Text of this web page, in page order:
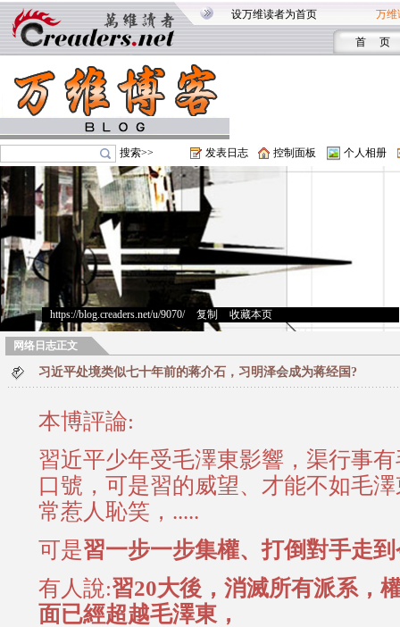
设万维读者为首页 万维
首 页
搜索>> 发表日志 控制面板 个人相册
https://blog.creaders.net/u/9070/> 复制 收藏本页
网络日志正文
习近平处境类似七十年前的蒋介石，习明泽会成为蒋经国?
本博評論:
習近平少年受毛澤東影響，渠行事
口號，可是習的威望、才能不如毛
常惹人恥笑，.....
可是習一步一步集權、打倒對手走
有人說:習20大後，消滅所有派系，
面已經超越毛澤東，